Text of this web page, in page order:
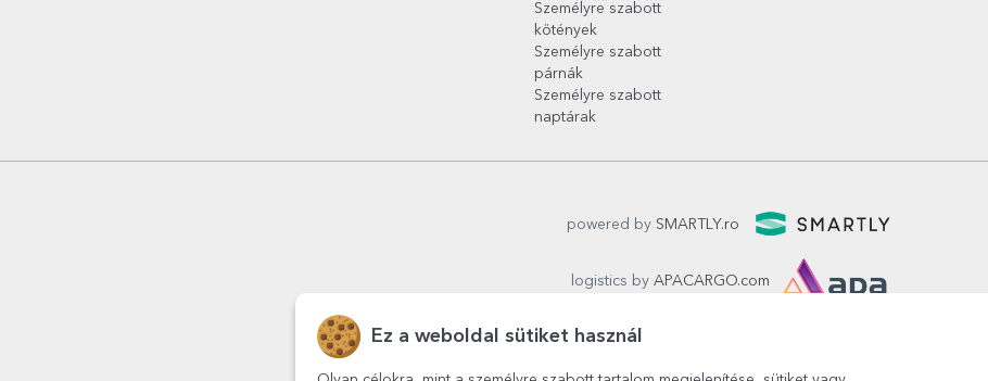
Személyre szabott
kötények
Személyre szabott
párnák
Személyre szabott
naptárak
powered by SMARTLY.ro
logistics byAPACARGO.com
Ez a weboldal sütiket használ